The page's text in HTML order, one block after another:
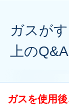
ガスが
上の
ガスを使用